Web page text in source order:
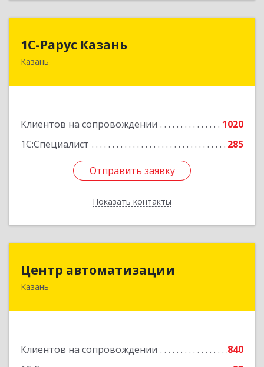
1С-Рарус Казань
Казань
Клиентов на сопровождении
1020
1С:Специалист
285
Отправить заявку
Показать контакты
420088, Татарстан Респ, Казань г, Победы пр-
Отправить заявку
Назад
Центр автоматизации
Казань
Клиентов на сопровождении
840
420133, Татарстан Респ, Казань г, Ямашева пр-